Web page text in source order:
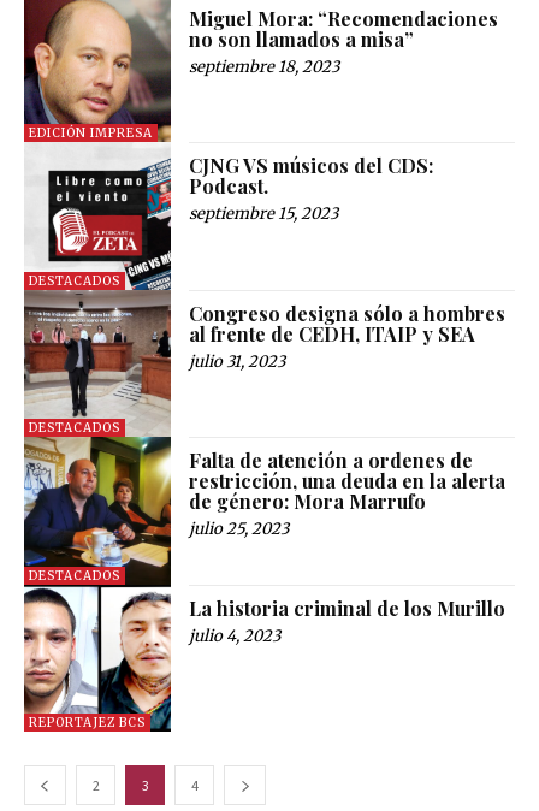
EDICIÓN IMPRESA
Miguel Mora: “Recomendaciones
no son llamados a misa”
septiembre 18, 2023
DESTACADOS
CJNG VS músicos del CDS:
Podcast.
septiembre 15, 2023
DESTACADOS
Congreso designa sólo a hombres
al frente de CEDH, ITAIP y SEA
julio 31, 2023
DESTACADOS
Falta de atención a ordenes de
restricción, una deuda en la alerta
de género: Mora Marrufo
julio 25, 2023
REPORTAJEZ BCS
La historia criminal de los Murillo
julio 4, 2023
2 3 4